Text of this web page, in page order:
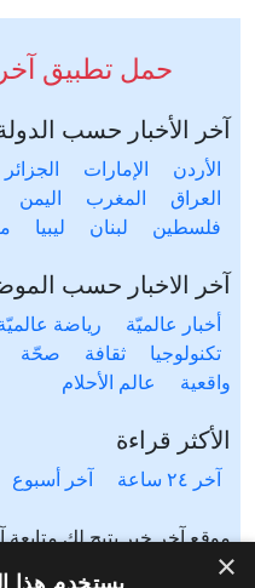
حمل تطبيق
آخر الأخبار حسب
الأردن الإمارات الجزائر
العراق
المغرب اليمن
فلسطين
لبنان ليبيا
آخر الاخبار حسب
أخبار عالميّة رياضة
تكنولوجيا
ثقافة صحّة
واقعية
عالم الأحلام
الأكثر قراءة
آخر ٢٤ ساعة آخر أسبوع
موقع آخر خبر يتيح لك
المحلية والعالمية. آخر خبر
× يستخدم هذا